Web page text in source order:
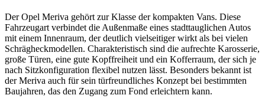
Der Opel Meriva gehört zur Klasse der kompakten Vans. Diese
Fahrzeugart verbindet die Außenmaße eines stadttauglichen Autos
mit einem Innenraum, der deutlich vielseitiger wirkt als bei vielen
Schrägheckmodellen. Charakteristisch sind die aufrechte Karosserie,
große Türen, eine gute Kopffreiheit und ein Kofferraum, der sich je
nach Sitzkonfiguration flexibel nutzen lässt. Besonders bekannt ist
der Meriva auch für sein türfreundliches Konzept bei bestimmten
Baujahren, das den Zugang zum Fond erleichtern kann.